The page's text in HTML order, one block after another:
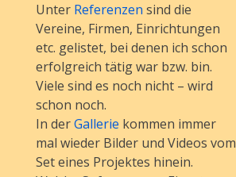
Unter Referenzen sind die
Vereine, Firmen, Einrichtungen
etc. gelistet, bei denen ich schon
erfolgreich tätig war bzw. bin.
Viele sind es noch nicht – wird
schon noch.
In derGallerie kommen immer
mal wieder Bilder und Videos vom
Set eines Projektes hinein.